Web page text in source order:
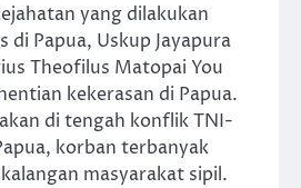
yang dilakukan
di Papua, Uskup Jayapura
Theofilus Matopai You
kekerasan di Papua.
di tengah konflik TNI-
korban terbanyak
masyarakat sipil.